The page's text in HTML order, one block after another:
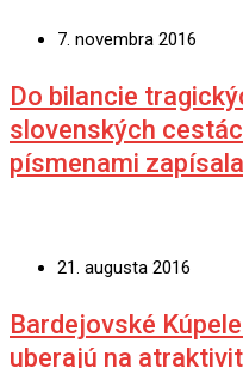
7. novembra 2016
Do bilancie
slovenských
písmenami
21. augusta 2016
Bardejovské
uberajú na